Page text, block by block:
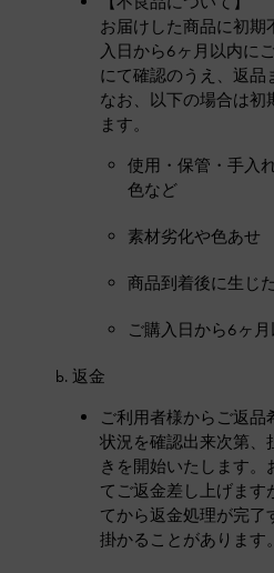
お届けした商品に初期
入日から6ヶ月以内に
にて確認のうえ、返品
なお、以下の場合は
ます。
使用・保管・手入
色など
素材劣化や色あせ
商品到着後に生じ
ご購入日から6ヶ
返金
ご利用者様からご返
状況を確認出来次第、
きを開始いたします。
てご返金差し上げます
てから返金処理が完了
掛かることがあります。